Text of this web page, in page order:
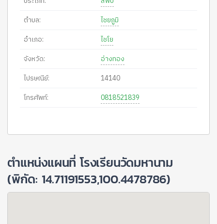
ตำบล:
ไชยภูมิ
อำเภอ:
ไชโย
จังหวัด:
อ่างทอง
ไปรษณีย์:
14140
โทรศัพท์:
0818521839
ตำแหน่งแผนที่ โรงเรียนวัดมหานาม
(พิกัด: 14.71191553,100.4478786)